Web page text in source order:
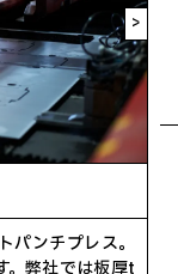
ンチプレス。
。弊社では板厚t
>